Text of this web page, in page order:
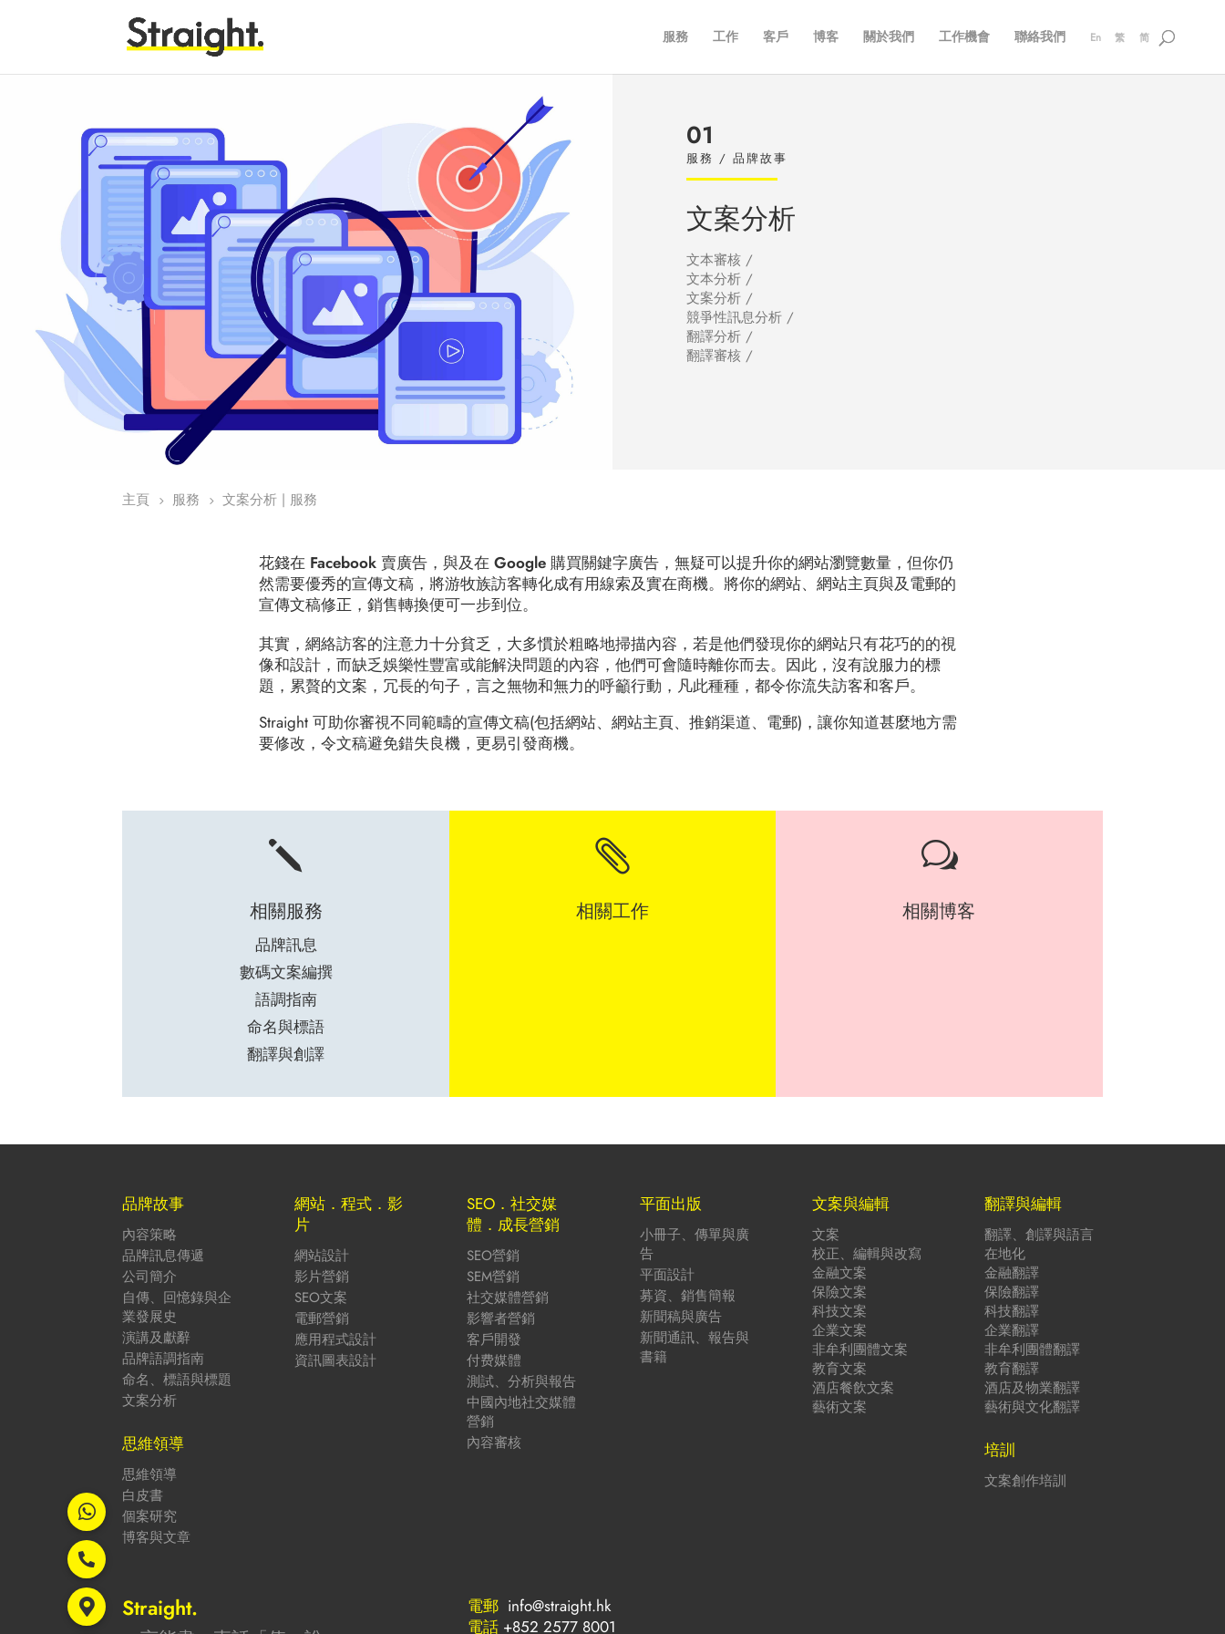
服務 工作 客戶 博客 關於我們 工作機會 聯絡我們 En 繁 简
01
服務 / 品牌故事
文案分析
文本審核 /
文本分析 /
文案分析 /
競爭性訊息分析 /
翻譯分析 /
翻譯審核 /
主頁 5 服務 5 文案分析 | 服務
花錢在 Facebook 賣廣告，與及在 Google 購買關鍵字廣告，無疑可以提升你的網站瀏覽數量，但你仍
然需要優秀的宣傳文稿，將游牧族訪客轉化成有用線索及實在商機。將你的網站、網站主頁與及電郵的
宣傳文稿修正，銷售轉換便可一步到位。
其實，網絡訪客的注意力十分貧乏，大多慣於粗略地掃描內容，若是他們發現你的網站只有花巧的的視
像和設計，而缺乏娛樂性豐富或能解決問題的內容，他們可會隨時離你而去。因此，沒有說服力的標
題，累贅的文案，冗長的句子，言之無物和無力的呼籲行動，凡此種種，都令你流失訪客和客戶。
Straight 可助你審視不同範疇的宣傳文稿(包括網站、網站主頁、推銷渠道、電郵)，讓你知道甚麼地方需
要修改，令文稿避免錯失良機，更易引發商機。
j
相關服務
品牌訊息
數碼文案編撰
語調指南
命名與標語
翻譯與創譯

相關工作
w
相關博客
品牌故事
內容策略
品牌訊息傳遞
公司簡介
自傳、回憶錄與企
業發展史
演講及獻辭
品牌語調指南
命名、標語與標題
文案分析
思維領導
思維領導
白皮書
個案研究
博客與文章
網站．程式．影
片
網站設計
影片營銷
SEO文案
電郵營銷
應用程式設計
資訊圖表設計
SEO．社交媒
體．成長營銷
SEO營銷
SEM營銷
社交媒體營銷
影響者營銷
客戶開發
付费媒體
測試、分析與報告
中國內地社交媒體
營銷
內容審核
平面出版
小冊子、傳單與廣
告
平面設計
募資、銷售簡報
新聞稿與廣告
新聞通訊、報告與
書籍
文案與編輯
文案
校正、編輯與改寫
金融文案
保險文案
科技文案
企業文案
非牟利團體文案
教育文案
酒店餐飲文案
藝術文案
翻譯與編輯
翻譯、創譯與語言
在地化
金融翻譯
保險翻譯
科技翻譯
企業翻譯
非牟利團體翻譯
教育翻譯
酒店及物業翻譯
藝術與文化翻譯
培訓
文案創作培訓
Straight. 電郵 info@straight.hk
電話 +852 2577 8001